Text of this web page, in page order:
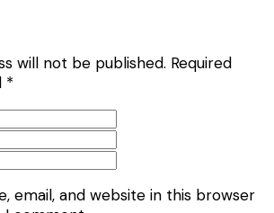
will not be published. Required
*
email, and website in this browser